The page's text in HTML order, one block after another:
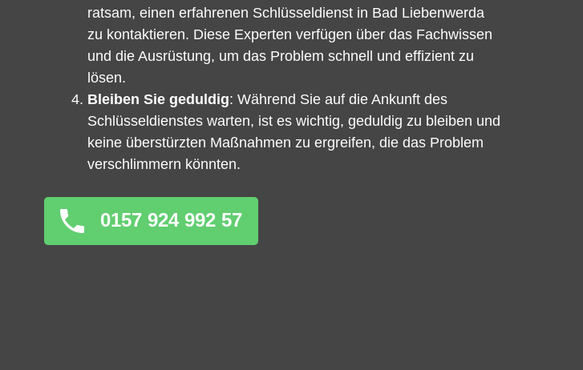
ratsam, einen erfahrenen Schlüsseldienst in Bad Liebenwerda
zu kontaktieren. Diese Experten verfügen über das Fachwissen
und die Ausrüstung, um das Problem schnell und effizient zu
lösen.
Bleiben Sie geduldig: Während Sie auf die Ankunft des
Schlüsseldienstes warten, ist es wichtig, geduldig zu bleiben und
keine überstürzten Maßnahmen zu ergreifen, die das Problem
verschlimmern könnten.
0157 924 992 57